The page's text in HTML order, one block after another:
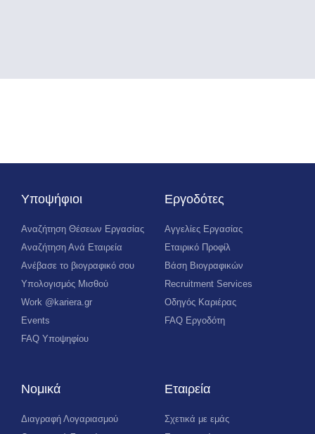
Υποψήφιοι
Αναζήτηση Θέσεων Εργασίας
Αναζήτηση Ανά Εταιρεία
Ανέβασε το βιογραφικό σου
Υπολογισμός Μισθού
Work @kariera.gr
Events
FAQ Υποψηφίου
Εργοδότες
Αγγελίες Εργασίας
Εταιρικό Προφίλ
Βάση Βιογραφικών
Recruitment Services
Οδηγός Καριέρας
FAQ Εργοδότη
Νομικά
Διαγραφή Λογαριασμού
Εταιρεία
Σχετικά με εμάς